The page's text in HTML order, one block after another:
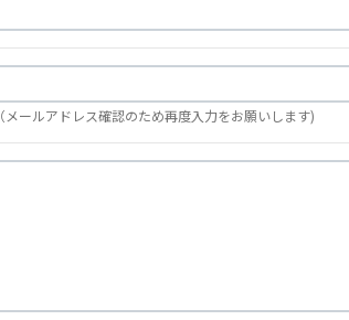
（メールアドレス確認のため再度入力をお願いします)